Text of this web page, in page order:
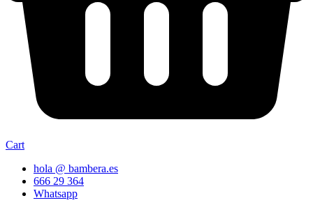
Cart
hola @ bambera.es
666 29 364
Whatsapp